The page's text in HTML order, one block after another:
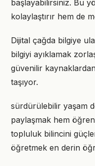
başlayabilirsiniz. Bu
kolaylaştırır hem de
Dijital çağda bilgiye
bilgiyi ayıklamak
güvenilir
taşıyor.
sürdürülebilir yaşam
paylaşmak hem
topluluk bilincini
öğretmek en derin